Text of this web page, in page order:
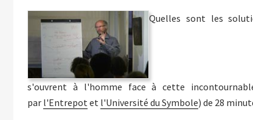
Quelles sont les
s'ouvrent à l'homme face à cette
par l'Entrepotet l'Université du Symbole) de 28